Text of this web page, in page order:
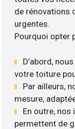
de rénovations
urgentes.
Pourquoi opter
D’abord,
votre toiture
Par ailleurs,
mesure,
En outre,
permettent de